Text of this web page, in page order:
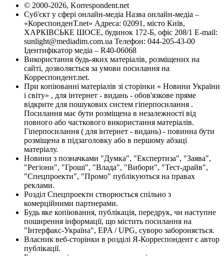
© 2000-2026, Korrespondent.net
Суб'єкт у сфері онлайн-медіа Назва онлайн-медіа –
«КореспонденТ.net» Адреса: 02091, місто Київ,
ХАРКІВСЬКЕ ШОСЕ, будинок 172-Б, офіс 208/1 E-mail:
sunlight@mediadim.com.ua Телефон: 044-205-43-00
Ідентифікатор медіа – R40-06068
Використання будь-яких матеріалів, розміщених на
сайті, дозволяється за умови посилання на
Корреспондент.net.
При копіюванні матеріалів зі сторінки « Новини України
і світу» , для інтернет - видань - обов'язкове пряме
відкрите для пошукових систем гіперпосилання .
Посилання має бути розміщена в незалежності від
повного або часткового використання матеріалів.
Гіперпосилання ( для інтернет - видань) - повинна бути
розміщена в підзаголовку або в першому абзаці
матеріалу.
Новини з позначками "Думка", "Експертиза", "Заява",
"Регіони", "Гроші", "Влада", "Вибори", "Тест-драйв",
"Спецпроекти", "Промо" публікуються на правах
реклами.
Розділ Спецпроекти створюється спільно з
комерційними партнерами.
Будь яке копіювання, публікація, передрук, чи наступне
поширення інформації, що містить посилання на
"Інтерфакс-Україна", EPA / UPG, суворо забороняється.
Власник веб-сторінки в розділі Я-Корреспондент є автор
публікації.